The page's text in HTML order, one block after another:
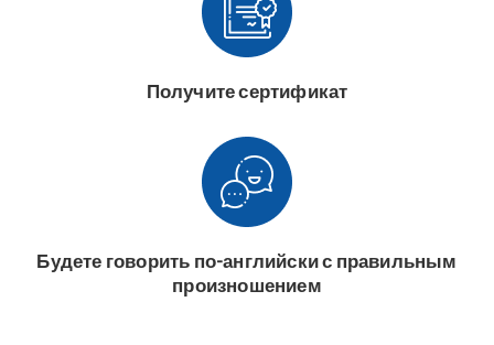
Получите сертификат
Будете говорить по-английски с правильным
произношением